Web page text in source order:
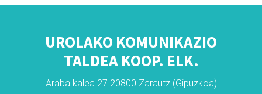
UROLAKO KOMUNIKAZIO
TALDEA KOOP. ELK.
Araba kalea 27 20800 Zarautz (Gipuzkoa)